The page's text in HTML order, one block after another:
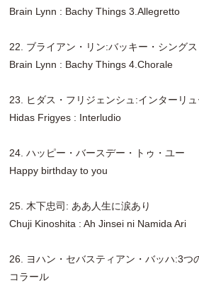
Brain Lynn : Bachy Things 3.Allegretto
22. ブライアン・リン:バッキー・シング
Brain Lynn : Bachy Things 4.Chorale
23. ヒダス・フリジェンシュ:インターリュ
Hidas Frigyes : Interludio
24. ハッピー・バースデー・トゥ・ユー
Happy birthday to you
25. 木下忠司: ああ人生に涙あり
Chuji Kinoshita : Ah Jinsei ni Namida Ari
26. ヨハン・セバスティアン・バッハ:3つ
コラール